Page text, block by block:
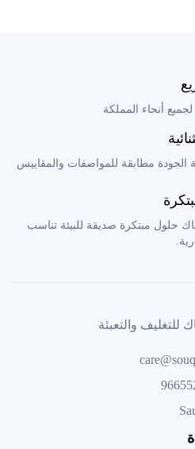
أنحاء المملكة
الجودة مطابقة للمواصفات والمقاييس
حلول مبتكرة صديقة للبيئة تناسب
للتغليف والتعبئة